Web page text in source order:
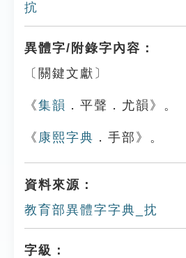
抭
異體字/附錄字內容：
〔關鍵文獻〕
《集韻 ．平聲．尤韻》。
《 康熙字典 ．手部》。
資料來源：
教育部異體字字典_抌
字級：